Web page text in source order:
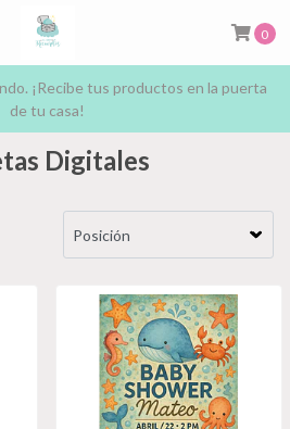
¡Recibe tus productos en la puerta
de tu casa!
0
Digitales